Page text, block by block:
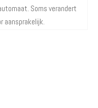
Soms verandert
aansprakelijk.